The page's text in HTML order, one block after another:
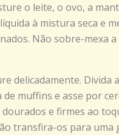
o leite, o ovo, a
à mistura seca e
Não sobre-mexa a
delicadamente. Divida
muffins e asse por
e firmes ao
transfira-os para uma